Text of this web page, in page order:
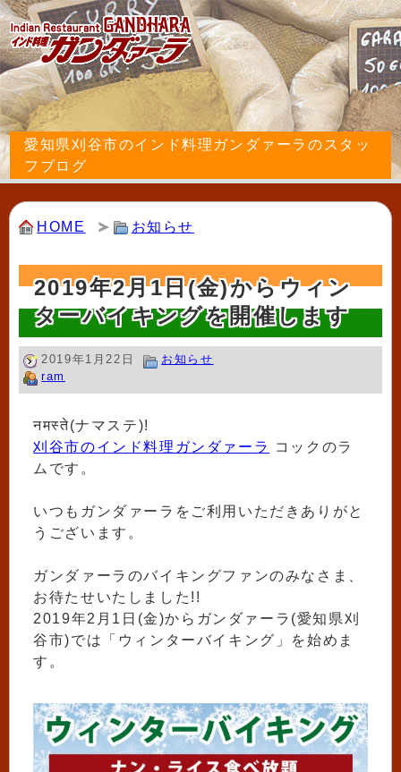
愛知県刈谷市のインド料理ガンダァーラのスタッ
フブログ
HOME お知らせ
2019年2月1日(金)からウィン
ターバイキングを開催します
2019年1月22日
お知らせ
ram
नमस्ते(ナマステ)!
刈谷市のインド料理ガンダァーラ
コックのラ
ムです。
いつもガンダァーラをご利用いただきありがと
うございます。
ガンダァーラのバイキングファンのみなさま、
お待たせいたしました!!
2019年2月1日(金)からガンダァーラ(愛知県刈
谷市)では「ウィンターバイキング」を始めま
す。